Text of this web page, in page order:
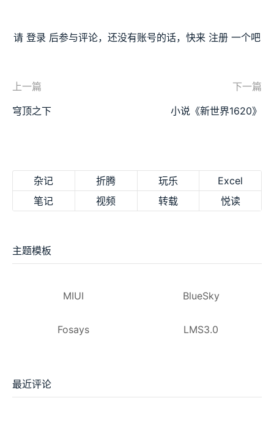
请 登录 后参与评论，还没有账号的话，快来 注册 一个吧
上一篇
穹顶之下
下一篇
小说《新世界1620》
杂记 折腾 玩乐
Excel
笔记
视频 转载 悦读
主题模板